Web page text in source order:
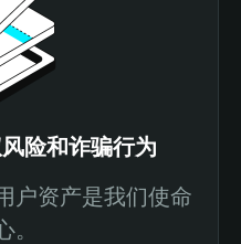
险和诈骗行为
户资产是我们使命
。